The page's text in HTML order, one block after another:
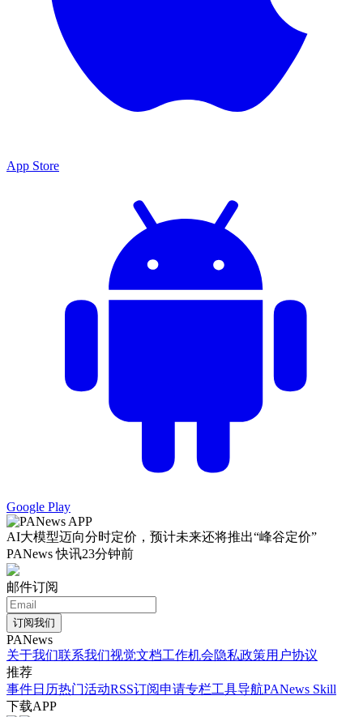
App Store
Google Play
AI大模型迈向分时定价，预计未来还将推出“峰谷定价”
PANews 快讯23分钟前
邮件订阅
订阅我们
PANews
关于我们联系我们视觉文档工作机会隐私政策用户协议
推荐
事件日历热门活动RSS订阅申请专栏工具导航PANews Skill
下载APP